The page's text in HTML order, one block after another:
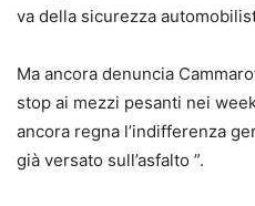
va della sicurezza
Ma ancora denuncia
stop ai mezzi pesanti nei
ancora regna l’indifferenza
già versato sull’asfalto ”.